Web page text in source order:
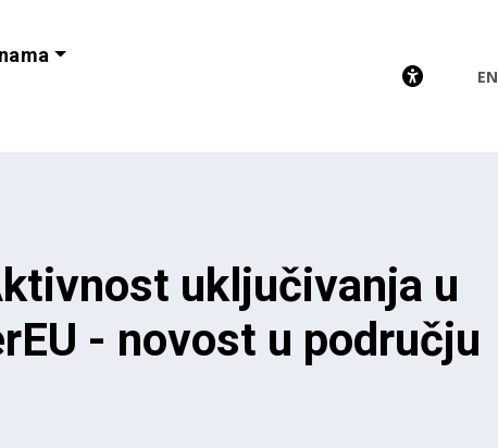
EU
EN
uključivanja u
- novost u području